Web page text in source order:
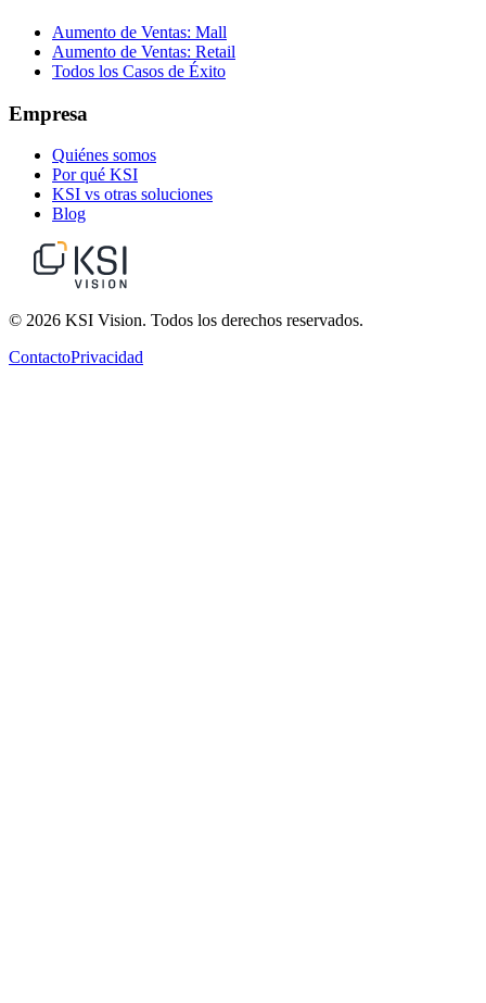
Aumento de Ventas: Mall
Aumento de Ventas: Retail
Todos los Casos de Éxito
Empresa
Quiénes somos
Por qué KSI
KSI vs otras soluciones
Blog
© 2026 KSI Vision. Todos los derechos reservados.
ContactoPrivacidad